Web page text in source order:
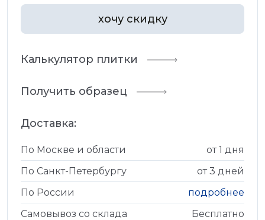
хочу скидку
Калькулятор плитки
Получить образец
Доставка:
По Москве и области
от 1 дня
По Санкт-Петербургу
от 3 дней
По России
подробнее
Самовывоз со склада
Бесплатно